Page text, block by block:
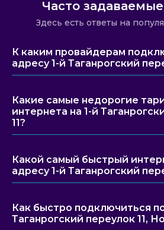
Часто
Здесь есть ответы на
К каким провайдерам
адресу 1-й Таганрогский
Какие самые недорогие
интернета на 1-й
11?
Какой самый быстрый
адресу 1-й Таганрогский
Как быстро подключиться
Таганрогский переулок 11,